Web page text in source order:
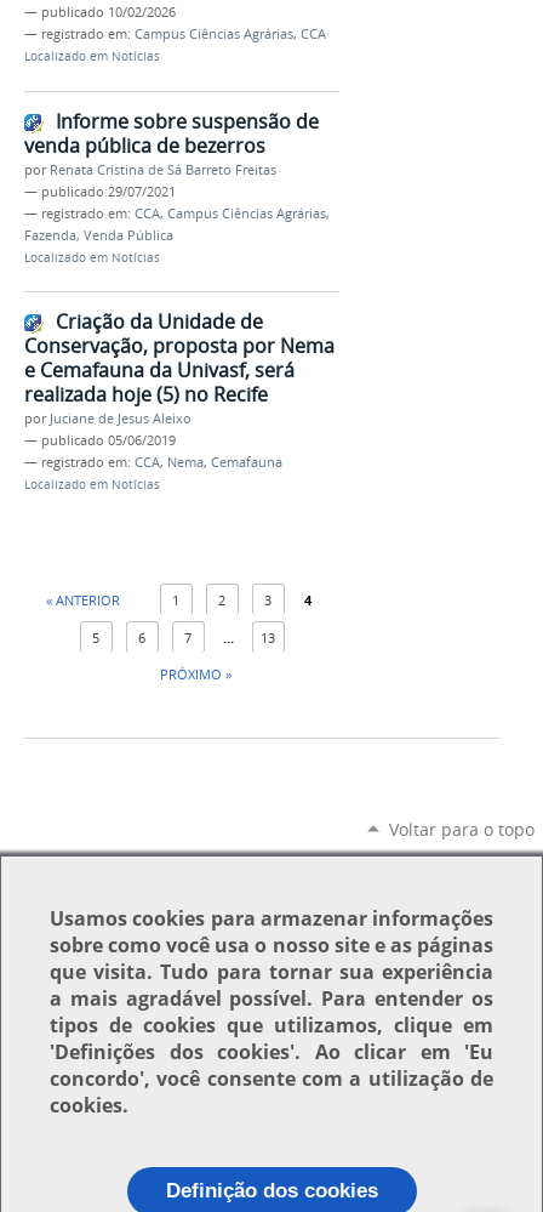
— publicado 10/02/2026
— registrado em: Campus Ciências Agrárias, CCA
Localizado em Notícias
Informe sobre suspensão de
venda pública de bezerros
por Renata Cristina de Sá Barreto Freitas
— publicado 29/07/2021
— registrado em: CCA, Campus Ciências Agrárias,
Fazenda, Venda Pública
Localizado em Notícias
Criação da Unidade de
Conservação, proposta por Nema
e Cemafauna da Univasf, será
realizada hoje (5) no Recife
por Juciane de Jesus Aleixo
— publicado 05/06/2019
— registrado em: CCA, Nema, Cemafauna
Localizado em Notícias
« ANTERIOR 1 2 3 4
5 6 7 ...
13
PRÓXIMO »
Voltar para o topo
Usamoscookies para armazenar informações
sobre como você usa o nosso site e as páginas
que visita. Tudo para tornar sua experiência
a mais agradável possível. Para entender os
tipos de cookies que utilizamos, clique em
'Definições dos cookies'. Ao clicar em 'Eu
concordo', você consente com a utilização de
cookies.